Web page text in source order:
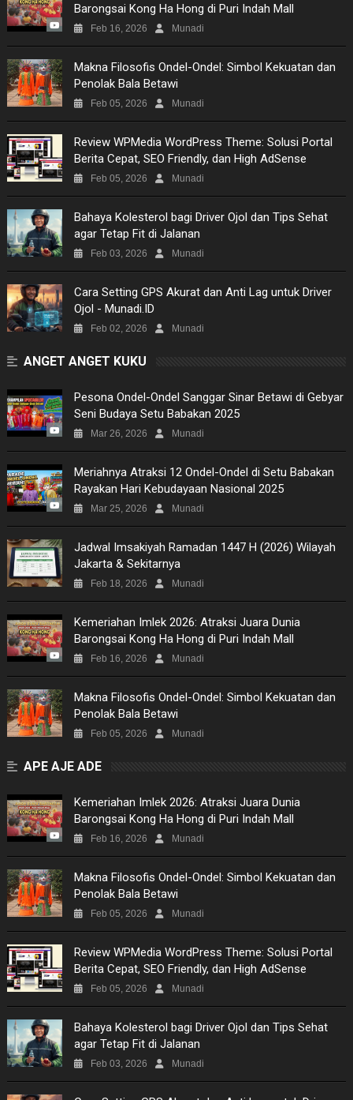
NEWS
MOVIES
MUSIC
PICTURES
SITEMAP
Barongsai Kong Ha Hong di Puri Indah Mall
Feb 16, 2026 Munadi
Makna Filosofis Ondel-Ondel: Simbol Kekuatan dan
Penolak Bala Betawi
Feb 05, 2026 Munadi
Review WPMedia WordPress Theme: Solusi Portal
Berita Cepat, SEO Friendly, dan High AdSense
Feb 05, 2026 Munadi
Bahaya Kolesterol bagi Driver Ojol dan Tips Sehat
agar Tetap Fit di Jalanan
Feb 03, 2026 Munadi
​Cara Setting GPS Akurat dan Anti Lag untuk Driver
Ojol - Munadi.ID
Feb 02, 2026 Munadi
ANGET ANGET KUKU
Pesona Ondel-Ondel Sanggar Sinar Betawi di Gebyar
Seni Budaya Setu Babakan 2025
Mar 26, 2026 Munadi
Meriahnya Atraksi 12 Ondel-Ondel di Setu Babakan
Rayakan Hari Kebudayaan Nasional 2025
Mar 25, 2026 Munadi
Jadwal Imsakiyah Ramadan 1447 H (2026) Wilayah
Jakarta & Sekitarnya
Feb 18, 2026 Munadi
Kemeriahan Imlek 2026: Atraksi Juara Dunia
Barongsai Kong Ha Hong di Puri Indah Mall
Feb 16, 2026 Munadi
Makna Filosofis Ondel-Ondel: Simbol Kekuatan dan
Penolak Bala Betawi
Feb 05, 2026 Munadi
APE AJE ADE
Kemeriahan Imlek 2026: Atraksi Juara Dunia
Barongsai Kong Ha Hong di Puri Indah Mall
Feb 16, 2026 Munadi
Makna Filosofis Ondel-Ondel: Simbol Kekuatan dan
Penolak Bala Betawi
Feb 05, 2026 Munadi
Review WPMedia WordPress Theme: Solusi Portal
Berita Cepat, SEO Friendly, dan High AdSense
Feb 05, 2026 Munadi
Bahaya Kolesterol bagi Driver Ojol dan Tips Sehat
agar Tetap Fit di Jalanan
Feb 03, 2026 Munadi